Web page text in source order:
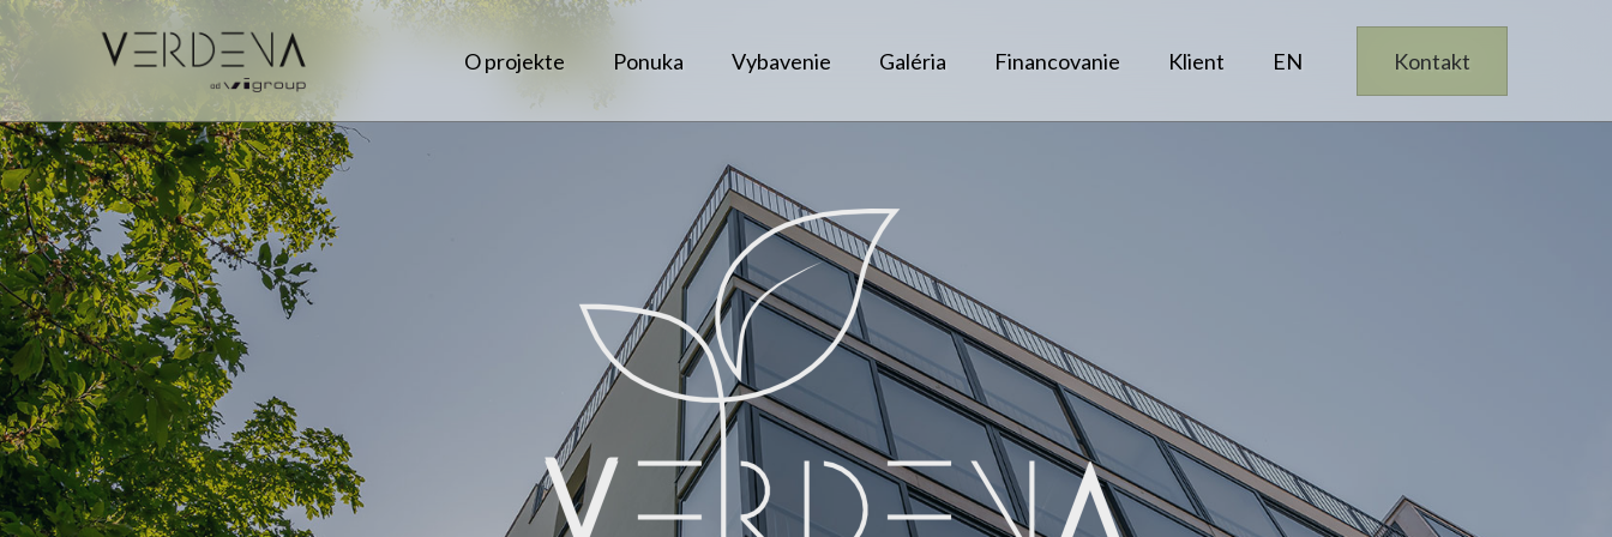
O projekte Ponuka Vybavenie Galéria Financovanie Klient EN Kontakt